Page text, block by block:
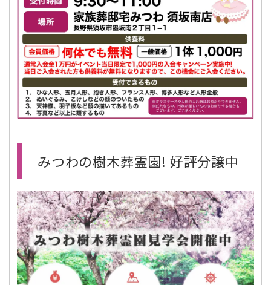
みつわの樹木葬霊園! 好評分譲中